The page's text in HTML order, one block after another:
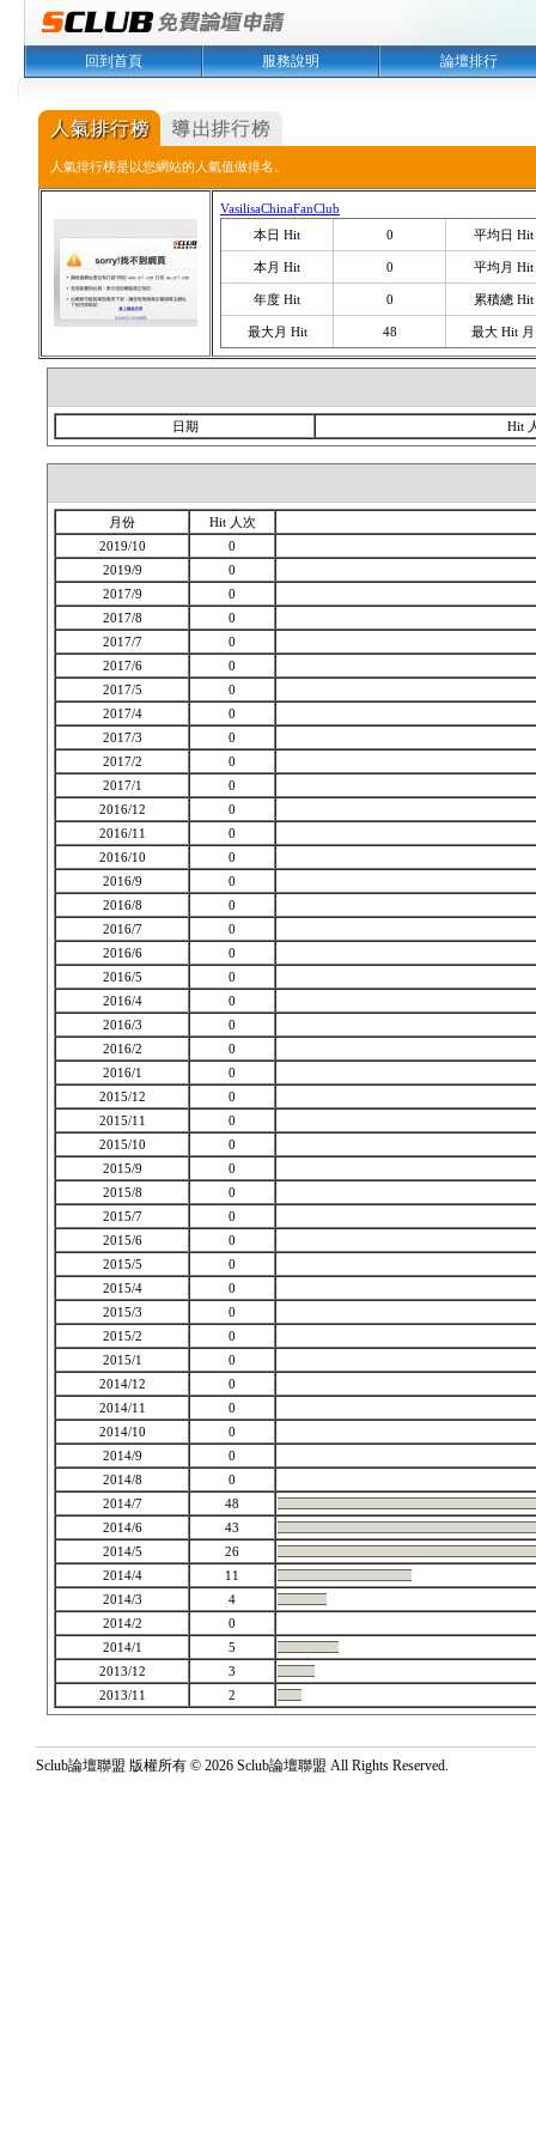
回到首頁 服務說明 論壇排行
人氣排行榜是以您網站的人氣值做排名。
VasilisaChinaFanClub
本日 Hit
0 平均日 Hit
本月 Hit 0 平均月 Hit
年度 Hit 0 累積總 Hit
最大月 Hit 48 最大 Hit 月
日期 Hit
月份
Hit 人次
2019/10
0
2019/9
0
2017/9
0
2017/8
0
2017/7
0
2017/6
0
2017/5
0
2017/4
0
2017/3
0
2017/2
0
2017/1
0
2016/12
0
2016/11
0
2016/10
0
2016/9
0
2016/8
0
2016/7
0
2016/6
0
2016/5
0
2016/4
0
2016/3
0
2016/2
0
2016/1
0
2015/12
0
2015/11
0
2015/10
0
2015/9
0
2015/8
0
2015/7
0
2015/6
0
2015/5
0
2015/4
0
2015/3
0
2015/2
0
2015/1
0
2014/12
0
2014/11
0
2014/10
0
2014/9
0
2014/8
0
2014/7
48
2014/6
43
2014/5
26
2014/4
11
2014/3
4
2014/2
0
2014/1
5
2013/12
3
2013/11
2
Sclub論壇聯盟 版權所有 © 2026 Sclub論壇聯盟 All Rights Reserved.